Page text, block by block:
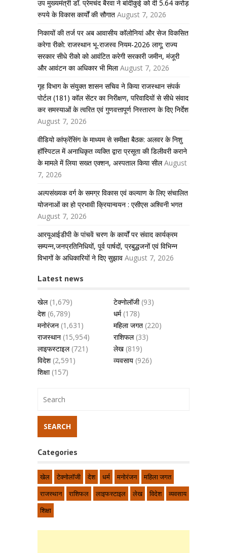
उप मुख्यमंत्री डॉ. प्रेमचंद बैरवा ने बांदीकुई को दी 5.64 करोड़
रुपये के विकास कार्यों की सौगात August 7, 2026
निकायों की तर्ज पर अब आवासीय कॉलोनियां और सेज विकसित
करेगा रीको: राजस्थान भू-राजस्व नियम-2026 लागू; राज्य
सरकार सीधे रीको को आवंटित करेगी सरकारी जमीन, मंजूरी
और आवंटन का अधिकार भी मिला August 7, 2026
गृह विभाग के संयुक्त शासन सचिव ने किया राजस्थान संपर्क
पोर्टल (181) कॉल सेंटर का निरीक्षण, परिवादियों से सीधे संवाद
कर समस्याओं के त्वरित एवं गुणवत्तापूर्ण निस्तारण के दिए निर्देश
August 7, 2026
वीडियो कांफ्रेंसिंग के माध्यम से समीक्षा बैठक: अलवर के निशु
हॉस्पिटल में अनाधिकृत व्यक्ति द्वारा प्रसूता की डिलीवरी कराने
के मामले में लिया सख्त एक्शन, अस्पताल किया सील August
7, 2026
अल्पसंख्यक वर्ग के समग्र विकास एवं कल्याण के लिए संचालित
योजनाओं का हो प्रभावी क्रियान्वयन : एसीएस अश्विनी भगत
August 7, 2026
आरयूआईडीपी के पांचवें चरण के कार्यों पर संवाद कार्यक्रम
सम्पन्न,जनप्रतिनिधियों, पूर्व पार्षदों, प्रबुद्धजनों एवं विभिन्न
विभागों के अधिकारियों ने दिए सुझाव August 7, 2026
Latest news
खेल(1,679) टेक्नोलॉजी(93)
देश(6,789) धर्म(178)
मनोरंजन (1,631) महिला जगत (220)
राजस्थान (15,954) राशिफल(33)
लाइफस्टाइल(721) लेख (819)
विदेश(2,591) व्यवसाय (926)
शिक्षा(157)
Categories
खेल टेक्नोलॉजी देश धर्म मनोरंजन
महिला जगत
राजस्थान
राशिफल लाइफस्टाइल लेख विदेश
व्यवसाय
शिक्षा